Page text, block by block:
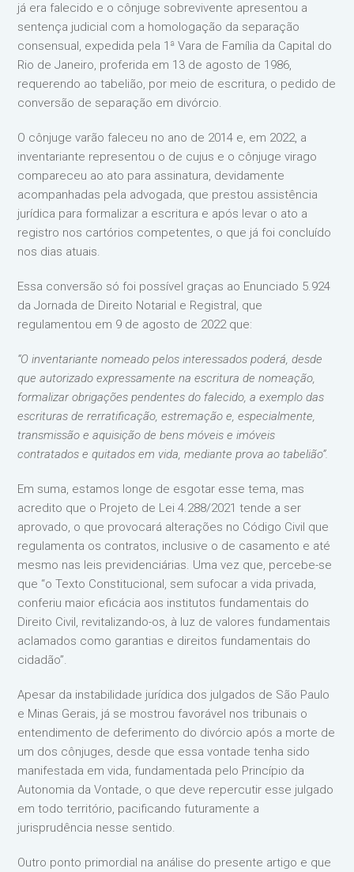
já era falecido e o cônjuge sobrevivente apresentou a
sentença judicial com a homologação da separação
consensual, expedida pela 1ª Vara de Família da Capital do
Rio de Janeiro, proferida em 13 de agosto de 1986,
requerendo ao tabelião, por meio de escritura, o pedido de
conversão de separação em divórcio.
O cônjuge varão faleceu no ano de 2014 e, em 2022, a
inventariante representou o de cujus e o cônjuge virago
compareceu ao ato para assinatura, devidamente
acompanhadas pela advogada, que prestou assistência
jurídica para formalizar a escritura e após levar o ato a
registro nos cartórios competentes, o que já foi concluído
nos dias atuais.
Essa conversão só foi possível graças ao Enunciado 5.924
da Jornada de Direito Notarial e Registral, que
regulamentou em 9 de agosto de 2022 que:
“O inventariante nomeado pelos interessados poderá, desde
que autorizado expressamente na escritura de nomeação,
formalizar obrigações pendentes do falecido, a exemplo das
escrituras de rerratificação, estremação e, especialmente,
transmissão e aquisição de bens móveis e imóveis
contratados e quitados em vida, mediante prova ao tabelião”.
Em suma, estamos longe de esgotar esse tema, mas
acredito que o Projeto de Lei 4.288/2021 tende a ser
aprovado, o que provocará alterações no Código Civil que
regulamenta os contratos, inclusive o de casamento e até
mesmo nas leis previdenciárias. Uma vez que, percebe-se
que “o Texto Constitucional, sem sufocar a vida privada,
conferiu maior eficácia aos institutos fundamentais do
Direito Civil, revitalizando-os, à luz de valores fundamentais
aclamados como garantias e direitos fundamentais do
cidadão”.
Apesar da instabilidade jurídica dos julgados de São Paulo
e Minas Gerais, já se mostrou favorável nos tribunais o
entendimento de deferimento do divórcio após a morte de
um dos cônjuges, desde que essa vontade tenha sido
manifestada em vida, fundamentada pelo Princípio da
Autonomia da Vontade, o que deve repercutir esse julgado
em todo território, pacificando futuramente a
jurisprudência nesse sentido.
Outro ponto primordial na análise do presente artigo e que